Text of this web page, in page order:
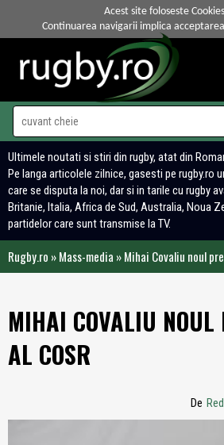
Acest site foloseste
Continuarea navigarii implica
Ultimele noutati si stiri din rugby, atat din
Pe langa articolele zilnice, gasesti pe rugby.ro
care se disputa la noi, dar si in tarile cu rugby
Britanie, Italia, Africa de Sud, Australia, Noua
partidelor care sunt transmise la TV.
Rugby.ro »Mass-media »Mihai Covaliu noul
MIHAI COVALIU NOUL
AL COSR
De